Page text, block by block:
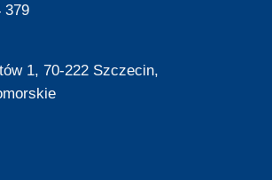
379
1, 70-222 Szczecin,